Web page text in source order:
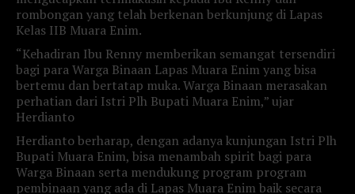
rombongan yang telah berkenan berkunjung di Lapas
Kelas IIB Muara Enim.
“Kehadiran Ibu Renny memberikan semangat tersendiri
bagi para Warga Binaan Lapas Muara Enim yang bisa
bertemu dan bertatap muka. Warga Binaan merasakan
perhatian dari Istri Plh Bupati Muara Enim,” ujar
Herdianto
Herdianto berharap, dengan adanya kunjungan Istri Plh
Bupati Muara Enim, bisa menambah spirit bagi para
Warga Binaan serta mendukung program program
pembinaan yang ada di Lapas Muara Enim baik secara